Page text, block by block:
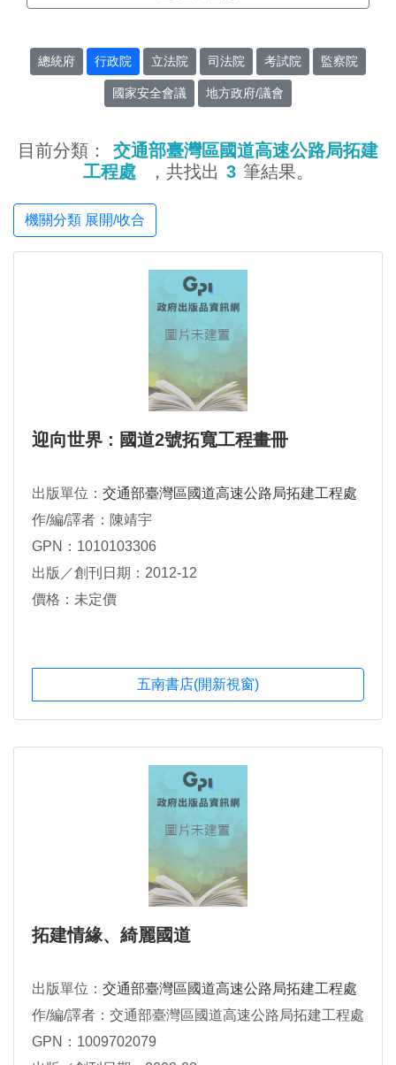
總統府 行政院 立法院 司法院 考試院 監察院
國家安全會議 地方政府/議會
目前分類：
交通部臺灣區國道高速公路局拓建
工程處
，共找出 3 筆結果。
機關分類 展開/收合
迎向世界 : 國道2號拓寬工程畫冊
出版單位： 交通部臺灣區國道高速公路局拓建工程處
作/編/譯者：陳靖宇
GPN：1010103306
出版／創刊日期：2012-12
價格：未定價
五南書店(開新視窗)
拓建情緣、綺麗國道
出版單位： 交通部臺灣區國道高速公路局拓建工程處
作/編/譯者：交通部臺灣區國道高速公路局拓建工程處
GPN：1009702079